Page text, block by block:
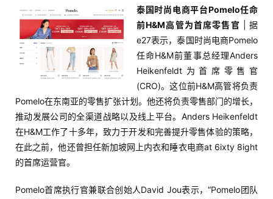
泰国时尚电商平台Pomelo任命
前H&M高管为首席零售官 | 据
e27表示，泰国时尚电商Pomelo
任命H&M前董事总经理Anders
Heikenfeldt为首席零售官
(CRO)。这位前H&M高管将负责
Pomelo在东南亚的零售扩张计划。他还将负责零售部门的增长，
推动发展公司的全渠道战略以及线上平台。Anders Heikenfeldt
在H&M工作了十多年，致力于开发和完善提升零售体验的策略，
在此之前，他还曾担任新加坡网上内衣和睡衣电商at 6ixty 8ight
的首席运营官。
Pomelo首席执行官兼联合创始人David Jou表示，“Pomelo团队